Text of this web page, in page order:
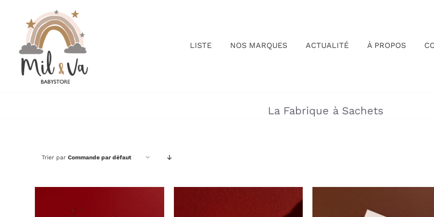
contenu
LISTE NOS MARQUES ACTUALITÉ À PROPOS
La Fabrique à Sachets
Trier par Commande par défaut